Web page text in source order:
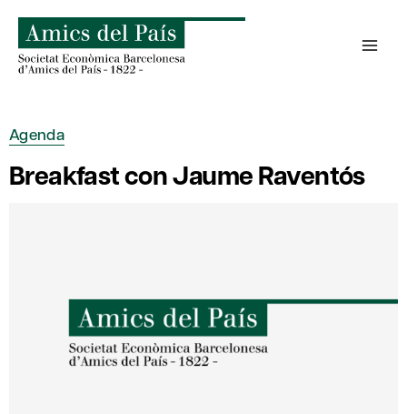
contenido
Agenda
Breakfast con Jaume Raventós